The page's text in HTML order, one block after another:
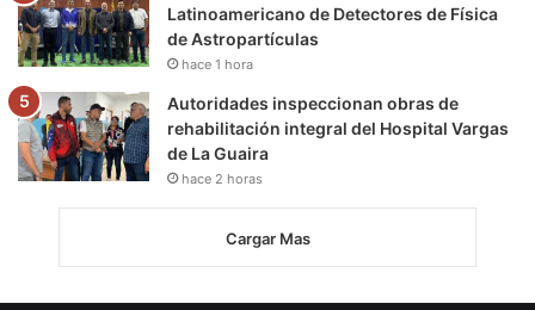
Latinoamericano de Detectores de Física
de Astropartículas
hace 1 hora
Autoridades inspeccionan obras de
rehabilitación integral del Hospital Vargas
de La Guaira
hace 2 horas
Cargar Mas